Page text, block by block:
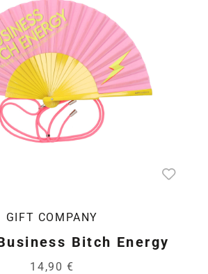
GIFT COMPANY
Bitch Energy
14,90 €